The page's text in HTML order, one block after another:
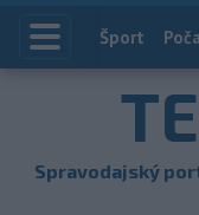
Index
Šport
Spravodajský